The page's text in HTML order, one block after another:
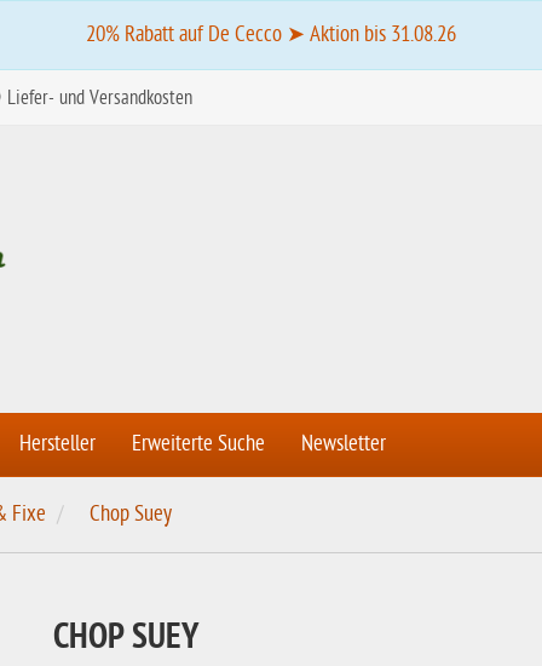
20% Rabatt auf De Cecco ➤ Aktion bis 31.08.26
Liefer- und Versandkosten
Hersteller Erweiterte Suche Newsletter
Fixe Chop Suey
CHOP SUEY